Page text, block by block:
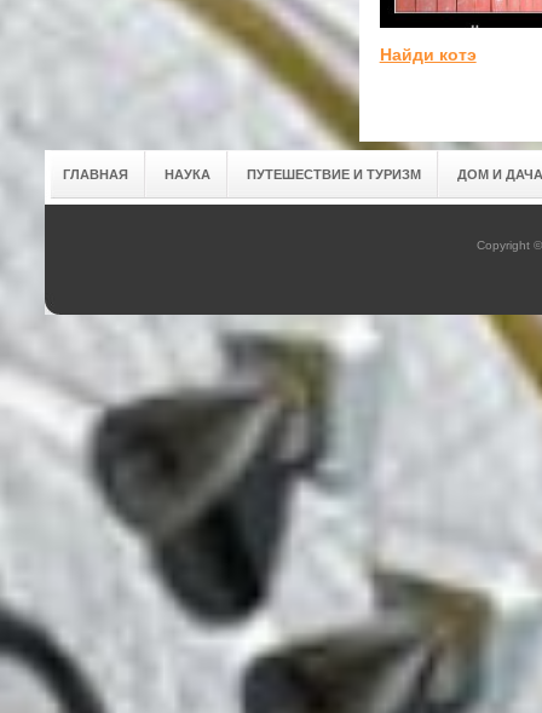
Найди котэ
ГЛАВНАЯ НАУКА ПУТЕШЕСТВИЕ И ТУРИЗМ ДОМ И ДАЧА
Copyright